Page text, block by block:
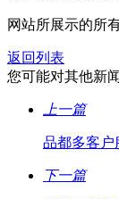
网站所展示的所
返回列表
您可能对其他新
上一篇
品都多客户
下一篇